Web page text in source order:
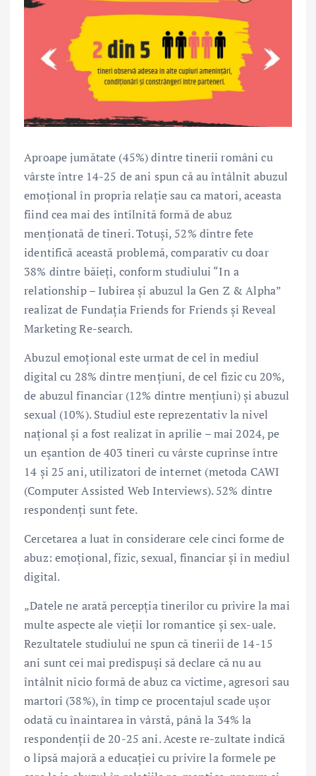
Aproape jumătate (45%) dintre tinerii români cu
vârste între 14-25 de ani spun că au întâlnit abuzul
emoțional în propria relație sau ca matori, aceasta
fiind cea mai des întîlnită formă de abuz
menționată de tineri. Totuși, 52% dintre fete
identifică această problemă, comparativ cu doar
38% dintre băieți, conform studiului “In a
relationship – Iubirea și abuzul la Gen Z & Alpha”
realizat de Fundația Friends for Friends și Reveal
Marketing Re-search.
Abuzul emoțional este urmat de cel în mediul
digital cu 28% dintre mențiuni, de cel fizic cu 20%,
de abuzul financiar (12% dintre mențiuni) și abuzul
sexual (10%). Studiul este reprezentativ la nivel
național și a fost realizat în aprilie – mai 2024, pe
un eșantion de 403 tineri cu vârste cuprinse între
14 și 25 ani, utilizatori de internet (metoda CAWI
(Computer Assisted Web Interviews). 52% dintre
respondenți sunt fete.
Cercetarea a luat în considerare cele cinci forme de
abuz: emoțional, fizic, sexual, financiar și în mediul
digital.
„Datele ne arată percepția tinerilor cu privire la mai
multe aspecte ale vieții lor romantice și sex-uale.
Rezultatele studiului ne spun că tinerii de 14-15
ani sunt cei mai predispuși să declare că nu au
întâlnit nicio formă de abuz ca victime, agresori sau
martori (38%), în timp ce procentajul scade ușor
odată cu înaintarea în vârstă, până la 34% la
respondenții de 20-25 ani. Aceste re-zultate indică
o lipsă majoră a educației cu privire la formele pe